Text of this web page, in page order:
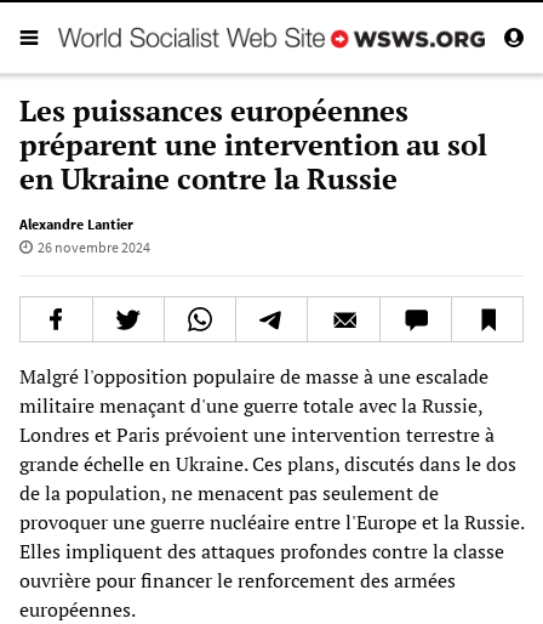
Les puissances européennes
préparent une intervention au sol
en Ukraine contre la Russie
Alexandre Lantier
26 novembre 2024
Malgré l'opposition populaire de masse à une escalade
militaire menaçant d'une guerre totale avec la Russie,
Londres et Paris prévoient une intervention terrestre à
grande échelle en Ukraine. Ces plans, discutés dans le dos
de la population, ne menacent pas seulement de
provoquer une guerre nucléaire entre l'Europe et la Russie.
Elles impliquent des attaques profondes contre la classe
ouvrière pour financer le renforcement des armées
européennes.